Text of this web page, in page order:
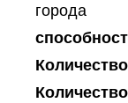
города